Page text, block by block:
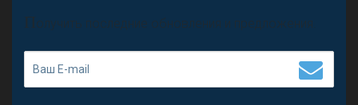
П олучить последние обновления и предложения.